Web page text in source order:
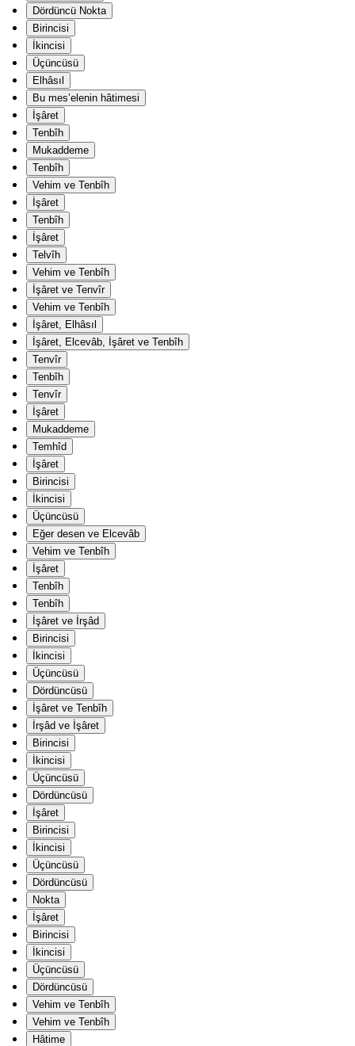
Dördüncü Nokta
Birincisi
İkincisi
Üçüncüsü
Elhâsıl
Bu mes’elenin hâtimesi
İşâret
Tenbîh
Mukaddeme
Tenbîh
Vehim ve Tenbîh
İşâret
Tenbîh
İşâret
Telvîh
Vehim ve Tenbîh
İşâret ve Tenvîr
Vehim ve Tenbîh
İşâret, Elhâsıl
İşâret, Elcevâb, İşâret ve Tenbîh
Tenvîr
Tenbîh
Tenvîr
İşâret
Mukaddeme
Temhîd
İşâret
Birincisi
İkincisi
Üçüncüsü
Eğer desen ve Elcevâb
Vehim ve Tenbîh
İşâret
Tenbîh
Tenbîh
İşâret ve İrşâd
Birincisi
İkincisi
Üçüncüsü
Dördüncüsü
İşâret ve Tenbîh
İrşâd ve İşâret
Birincisi
İkincisi
Üçüncüsü
Dördüncüsü
İşâret
Birincisi
İkincisi
Üçüncüsü
Dördüncüsü
Nokta
İşâret
Birincisi
İkincisi
Üçüncüsü
Dördüncüsü
Vehim ve Tenbîh
Vehim ve Tenbîh
Hâtime